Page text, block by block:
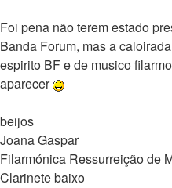
Foi pena não terem estado
Banda Forum, mas a
espirito BF e de musico
aparecer
beijos
Joana Gaspar
Filarmónica Ressurreição de
Clarinete baixo